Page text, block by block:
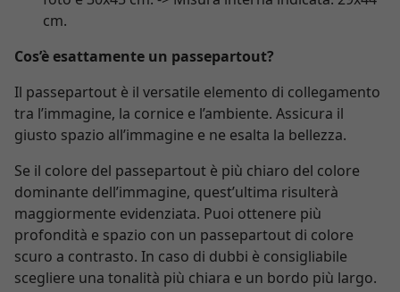
cm.
Cos’è esattamente un passepartout?
Il passepartout è il versatile elemento di collegamento
tra l’immagine, la cornice e l’ambiente. Assicura il
giusto spazio all’immagine e ne esalta la bellezza.
Se il colore del passepartout è più chiaro del colore
dominante dell’immagine, quest’ultima risulterà
maggiormente evidenziata. Puoi ottenere più
profondità e spazio con un passepartout di colore
scuro a contrasto. In caso di dubbi è consigliabile
scegliere una tonalità più chiara e un bordo più largo.